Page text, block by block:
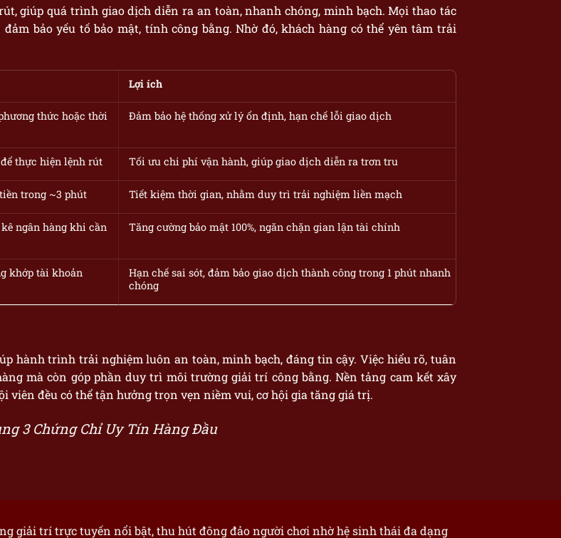
giúp quá trình giao dịch diễn ra an toàn, nhanh chóng, minh bạch. Mọi thao tác
bảo yếu tố bảo mật, tính công bằng. Nhờ đó, khách hàng có thể yên tâm trải
Lợi ích
thức hoặc thời
Đảm bảo hệ thống xử lý ổn định, hạn chế lỗi giao dịch
thực hiện lệnh rút Tối ưu chi phí vận hành, giúp giao dịch diễn ra trơn tru
trong ~3 phút Tiết kiệm thời gian, nhằm duy trì trải nghiệm liền mạch
kê ngân hàng khi cần Tăng cường bảo mật 100%, ngăn chặn gian lận tài chính
khớp tài khoản
Hạn chế sai sót, đảm bảo giao dịch thành công trong 1 phút nhanh
chóng
hành trình trải nghiệm luôn an toàn, minh bạch, đáng tin cậy. Việc hiểu rõ, tuân
mà còn góp phần duy trì môi trường giải trí công bằng. Nền tảng cam kết xây
đều có thể tận hưởng trọn vẹn niềm vui, cơ hội gia tăng giá trị.
3 Chứng Chỉ Uy Tín Hàng Đầu
giải trí trực tuyến nổi bật, thu hút đông đảo người chơi nhờ hệ sinh thái đa dạng